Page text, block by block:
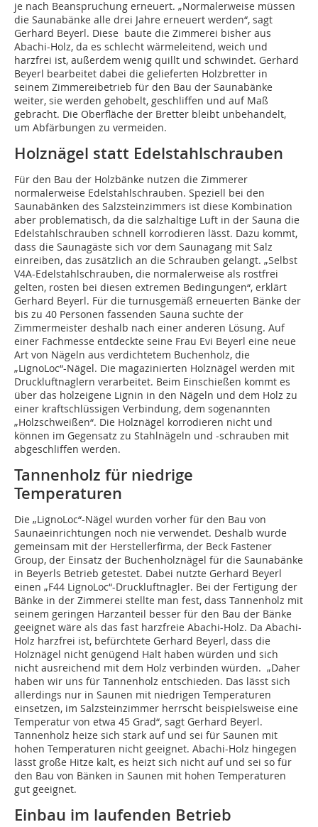
je nach Beanspruchung erneuert. „Normalerweise müssen
die Saunabänke alle drei Jahre erneuert werden“, sagt
Gerhard Beyerl. Diese baute die Zimmerei bisher aus
Abachi-Holz, da es schlecht wärmeleitend, weich und
harzfrei ist, außerdem wenig quillt und schwindet. Gerhard
Beyerl bearbeitet dabei die gelieferten Holzbretter in
seinem Zimmereibetrieb für den Bau der Saunabänke
weiter, sie werden gehobelt, geschliffen und auf Maß
gebracht. Die Oberfläche der Bretter bleibt unbehandelt,
um Abfärbungen zu vermeiden.
Holznägel statt Edelstahlschrauben
Für den Bau der Holzbänke nutzen die Zimmerer
normalerweise Edelstahlschrauben. Speziell bei den
Saunabänken des Salzsteinzimmers ist diese Kombination
aber problematisch, da die salzhaltige Luft in der Sauna die
Edelstahlschrauben schnell korrodieren lässt. Dazu kommt,
dass die Saunagäste sich vor dem Saunagang mit Salz
einreiben, das zusätzlich an die Schrauben gelangt. „Selbst
V4A-Edelstahlschrauben, die normalerweise als rostfrei
gelten, rosten bei diesen extremen Bedingungen“, erklärt
Gerhard Beyerl. Für die turnusgemäß erneuerten Bänke der
bis zu 40 Personen fassenden Sauna suchte der
Zimmermeister deshalb nach einer anderen Lösung. Auf
einer Fachmesse entdeckte seine Frau Evi Beyerl eine neue
Art von Nägeln aus verdichtetem Buchenholz, die
„LignoLoc“-Nägel. Die magazinierten Holznägel werden mit
Druckluftnaglern verarbeitet. Beim Einschießen kommt es
über das holzeigene Lignin in den ­Nägeln und dem Holz zu
einer kraftschlüssigen Verbindung, dem sogenannten
„Holzschweißen“. Die Holznägel korrodieren nicht und
können im Gegensatz zu Stahlnägeln und -schrauben mit
abgeschliffen werden.
Tannenholz für niedrige
Temperaturen
Die „LignoLoc“-Nägel wurden vorher für den Bau von
Saunaeinrichtungen noch nie verwendet. Deshalb wurde
gemeinsam mit der Herstellerfirma, der Beck Fastener
Group, der Einsatz der Buchenholznägel für die Saunabänke
in Beyerls Betrieb getestet. Dabei nutzte Gerhard Beyerl
einen „F44 LignoLoc“-Druckluftnagler. Bei der Fertigung der
Bänke in der Zimmerei stellte man fest, dass Tannenholz mit
seinem geringen Harzanteil besser für den Bau der Bänke
geeignet wäre als das fast harzfreie Abachi-Holz. Da Abachi-
Holz harzfrei ist, befürchtete Gerhard Beyerl, dass die
Holznägel nicht genügend Halt haben würden und sich
nicht ausreichend mit dem Holz verbinden würden. „Daher
haben wir uns für Tannenholz entschieden. Das lässt sich
allerdings nur in Saunen mit niedrigen Temperaturen
einsetzen, im Salzsteinzimmer herrscht beispielsweise eine
Temperatur von etwa 45 Grad“, sagt Gerhard Beyerl.
Tannenholz heize sich stark auf und sei für Saunen mit
hohen Temperaturen nicht geeignet. Abachi-Holz hingegen
lässt große Hitze kalt, es heizt sich nicht auf und sei so für
den Bau von Bänken in Saunen mit hohen Temperaturen
gut geeignet.
Einbau im laufenden Betrieb